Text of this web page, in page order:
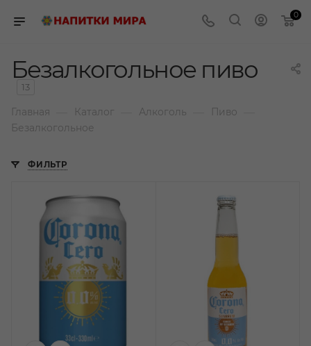
0
Безалкогольное пиво
13
Главная Каталог Алкоголь Пиво
Безалкогольное
ФИЛЬТР